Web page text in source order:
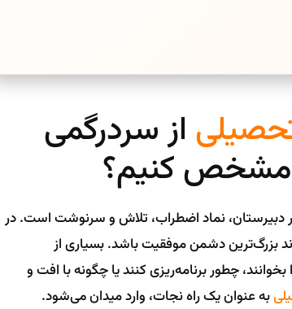
از سردرگمی
مشخص کنیم؟
دبیرستان، نماد اضطراب، تلاش و سرنوشت است. در
بزرگ‌ترین دشمن موفقیت باشد. بسیاری از
چطور برنامه‌ریزی کنند یا چگونه با افت و
به عنوان یک راه نجات، وارد میدان می‌شود.